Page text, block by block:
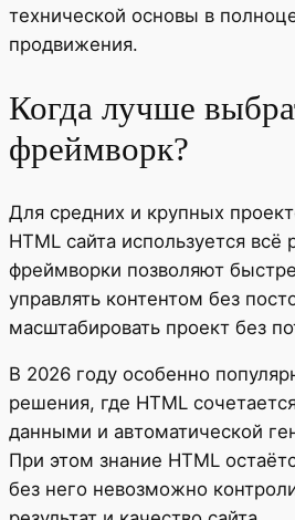
технической основы в
продвижения.
Когда лучше
фреймворк?
Для средних и крупных
HTML сайта используется всё
фреймворки позволяют
управлять контентом без
масштабировать проект без
В 2026 году особенно
решения, где HTML
данными и автоматической
При этом знание HTML
без него невозможно